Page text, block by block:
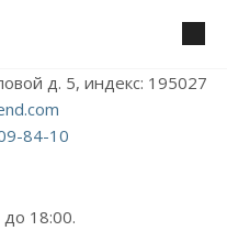
д. 5, индекс: 195027
84-10
18:00.